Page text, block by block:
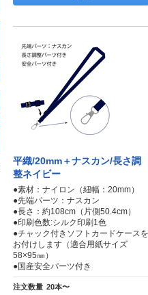
平織/20mm＋ナスカン/長さ調
整ネイビー
●素材：ナイロン（紐幅：20mm）
●先端パーツ：ナスカン
●長さ：約108cm（片側50.4cm）
●印刷色数:シルク印刷1色
●チャック付きソフトカードケースを
お付けします（適合用紙サイズ
58×95㎜）
●国産安全パーツ付き
注文数量 20本〜